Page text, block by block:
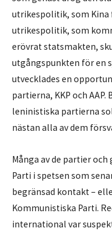
utrikespolitik, som Kina
utrikespolitik, som
erövrat statsmakten,
utgångspunkten för en
utvecklades en
partierna, KKP och
leninistiska partierna
nästan alla av dem
Många av de partier
Parti i spetsen som
begränsad kontakt –
Kommunistiska Parti.
international var